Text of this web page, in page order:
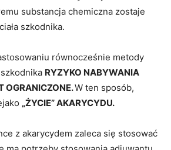
substancja chemiczna zostaje
szkodnika.
równocześnie metody
RYZYKO NABYWANIA
OGRANICZONE.W ten sposób,
„ŻYCIE” AKARYCYDU.
z akarycydem zaleca się stosować